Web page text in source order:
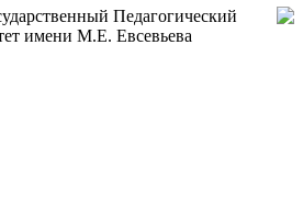
Педагогический
имени М.Е. Евсевьева